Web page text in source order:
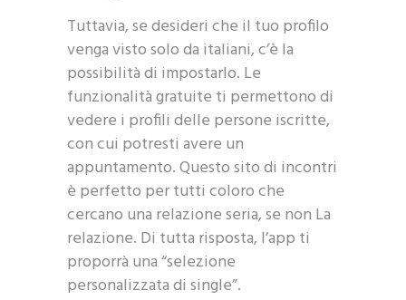
Tuttavia, se desideri che il tuo profilo
venga visto solo da italiani, c’è la
possibilità di impostarlo. Le
funzionalità gratuite ti permettono di
vedere i profili delle persone iscritte,
con cui potresti avere un
appuntamento. Questo sito di incontri
è perfetto per tutti coloro che
cercano una relazione seria, se non La
relazione. Di tutta risposta, l’app ti
proporrà una “selezione
personalizzata di single”.